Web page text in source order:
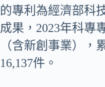
的專利為經濟部科
成果，2023年科專
（含新創事業），
16,137件。